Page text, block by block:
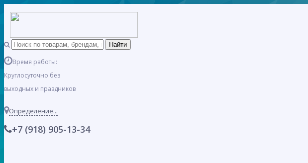
Время работы:
Круглосуточно без
выходных и праздников
Определение...
+7 (918) 905-13-34